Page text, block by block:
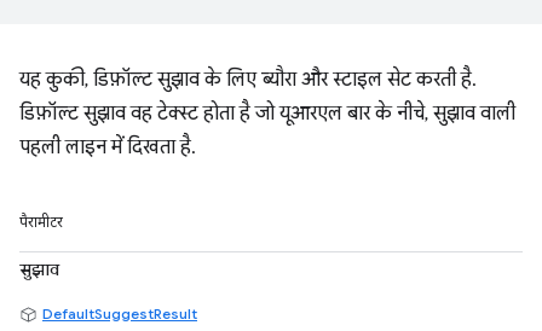
यह कुकी, डिफ़ॉल्ट सुझाव के लिए ब्यौरा और स्टाइल सेट करती है.
डिफ़ॉल्ट सुझाव वह टेक्स्ट होता है जो यूआरएल बार के नीचे, सुझाव वाली
पहली लाइन में दिखता है.
पैरामीटर
सुझाव
DefaultSuggestResult